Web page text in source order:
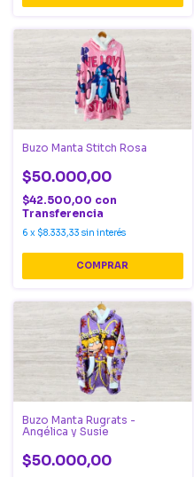
Buzo Manta Stitch Rosa
$50.000,00
$42.500,00 con
Transferencia
6 x $8.333,33 sin interés
COMPRAR
Buzo Manta Rugrats -
Angélica y Susie
$50.000,00